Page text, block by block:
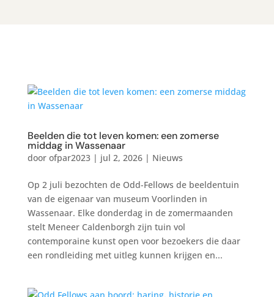
Beelden die tot leven komen: een zomerse
middag in Wassenaar
door ofpar2023| jul 2, 2026| Nieuws
Op 2 juli bezochten de Odd-Fellows de beeldentuin
van de eigenaar van museum Voorlinden in
Wassenaar. Elke donderdag in de zomermaanden
stelt Meneer Caldenborgh zijn tuin vol
contemporaine kunst open voor bezoekers die daar
een rondleiding met uitleg kunnen krijgen en...